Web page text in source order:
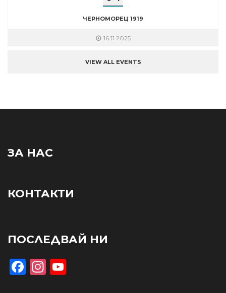
ЧЕРНОМОРЕЦ 1919
16.11.2025
VIEW ALL EVENTS
ЗА НАС
КОНТАКТИ
ПОСЛЕДВАЙ НИ
Facebook
Instagram